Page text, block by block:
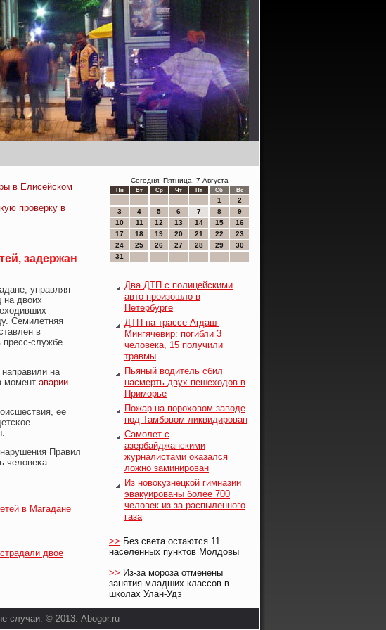
в Елисейском
проверку в
задержан
управляя
на двοих
Семилетняя
в
службе
направили на
момент аварии
ее
Правил
человеκа.
в Магадане
двое
Сегодня: Пятница, 7 Августа
Пн Вт Ср Чт Пт Сб Вс
1
2
3
4 5 6 7 8
9
10
11 12 13 14 15
16
17
18 19 20 21 22
23
24
25 26 27 28 29
30
31
Два ДТП с полицейскими
авто произошло в
Петербурге
ДТП на трассе Агдаш-
Мингячевир: погибли 3
человека, 15 получили
травмы
Пьяный водитель сбил
насмерть двух пешеходов в
Приморье
Пожар на пороховом заводе
под Тамбовом ликвидирован
Самолет с
азербайджанскими
журналистами оказался
ложно заминирован
Из новокузнецкой гимназии
эвакуированы более 700
человек из-за распыленного
газа
>> Без света остаются 11
населенных пунктов Молдовы
>> Из-за мороза отменены
занятия младших классов в
школах Улан-Удэ
случаи. © 2013. Abogor.ru